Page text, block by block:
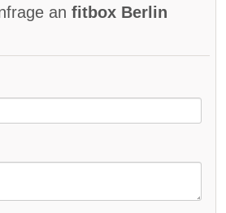
an fitbox Berlin